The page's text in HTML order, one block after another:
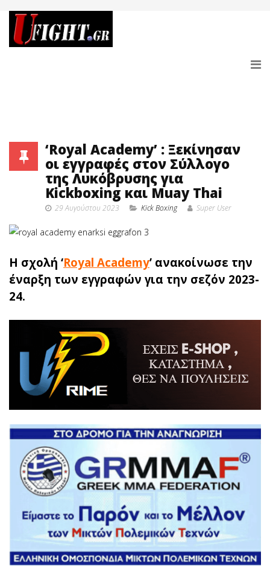
‘Royal Academy’ : Ξεκίνησαν
οι εγγραφές στον Σύλλογο
της Λυκόβρυσης για
Kickboxing και Muay Thai
29 Αυγούστου 2023 Κick Boxing Super User
Η σχολή ‘Royal Academy’ ανακοίνωσε την
έναρξη των εγγραφών για την σεζόν 2023-
24.